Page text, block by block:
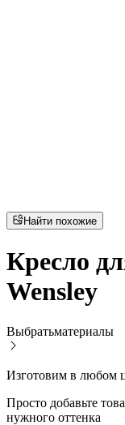
Найти похожие
Кресло
Wensley
Выбратьматериалы
Изготовим в любом
Просто добавьте
нужного оттенка